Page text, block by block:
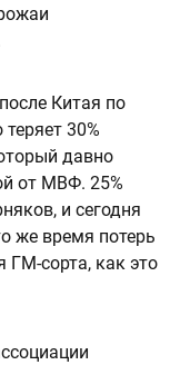
Китая по
30%
давно
от МВФ. 25%
и сегодня
же время потерь
сорта, как это